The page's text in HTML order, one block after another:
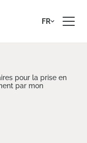
FR
pour la prise en
par mon